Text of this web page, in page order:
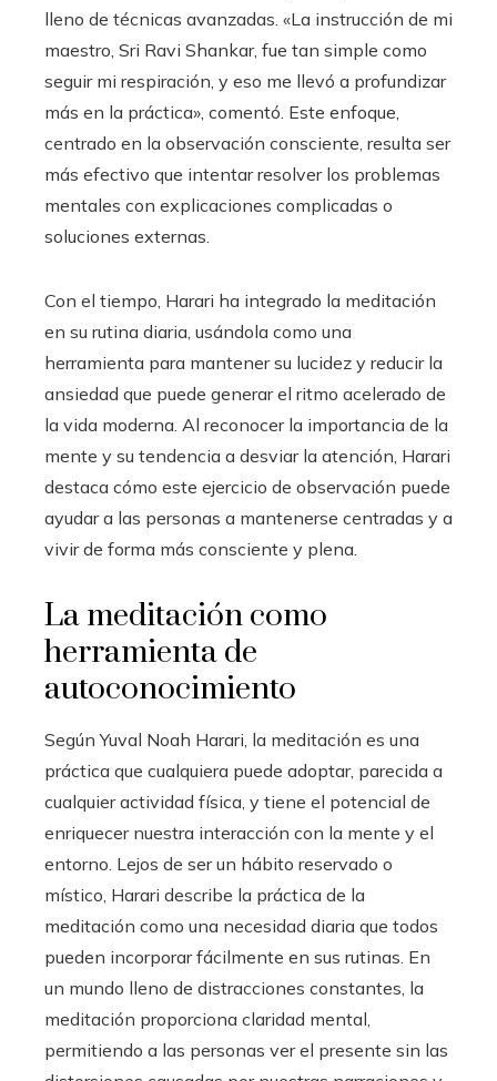
lleno de técnicas avanzadas. «La instrucción de mi
maestro, Sri Ravi Shankar, fue tan simple como
seguir mi respiración, y eso me llevó a profundizar
más en la práctica», comentó. Este enfoque,
centrado en la observación consciente, resulta ser
más efectivo que intentar resolver los problemas
mentales con explicaciones complicadas o
soluciones externas.
Con el tiempo, Harari ha integrado la meditación
en su rutina diaria, usándola como una
herramienta para mantener su lucidez y reducir la
ansiedad que puede generar el ritmo acelerado de
la vida moderna. Al reconocer la importancia de la
mente y su tendencia a desviar la atención, Harari
destaca cómo este ejercicio de observación puede
ayudar a las personas a mantenerse centradas y a
vivir de forma más consciente y plena.
La meditación como
herramienta de
autoconocimiento
Según Yuval Noah Harari, la meditación es una
práctica que cualquiera puede adoptar, parecida a
cualquier actividad física, y tiene el potencial de
enriquecer nuestra interacción con la mente y el
entorno. Lejos de ser un hábito reservado o
místico, Harari describe la práctica de la
meditación como una necesidad diaria que todos
pueden incorporar fácilmente en sus rutinas. En
un mundo lleno de distracciones constantes, la
meditación proporciona claridad mental,
permitiendo a las personas ver el presente sin las